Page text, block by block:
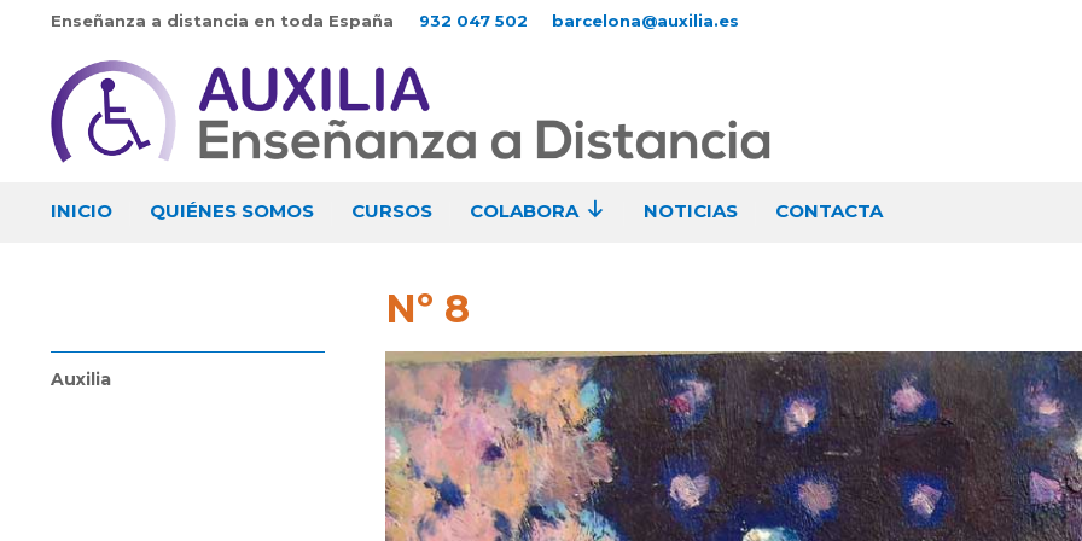
Enseñanza a distancia en toda España 932 047 502 barcelona@auxilia.es
INICIO QUIÉNES SOMOS CURSOS COLABORA NOTICIAS CONTACTA
Nº 8
Auxilia